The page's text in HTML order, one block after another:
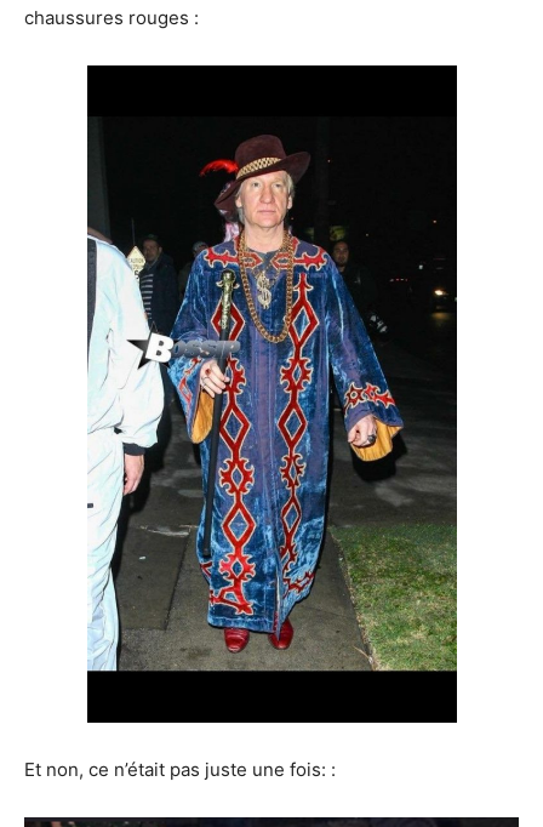
chaussures rouges :
Et non, ce n’était pas juste une fois: :